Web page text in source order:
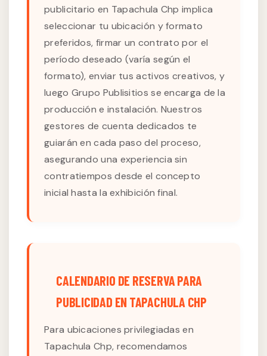
publicitario en Tapachula Chp implica
seleccionar tu ubicación y formato
preferidos, firmar un contrato por el
período deseado (varía según el
formato), enviar tus activos creativos, y
luego Grupo Publisitios se encarga de la
producción e instalación. Nuestros
gestores de cuenta dedicados te
guiarán en cada paso del proceso,
asegurando una experiencia sin
contratiempos desde el concepto
inicial hasta la exhibición final.
CALENDARIO DE RESERVA PARA
PUBLICIDAD EN TAPACHULA CHP
Para ubicaciones privilegiadas en
Tapachula Chp, recomendamos